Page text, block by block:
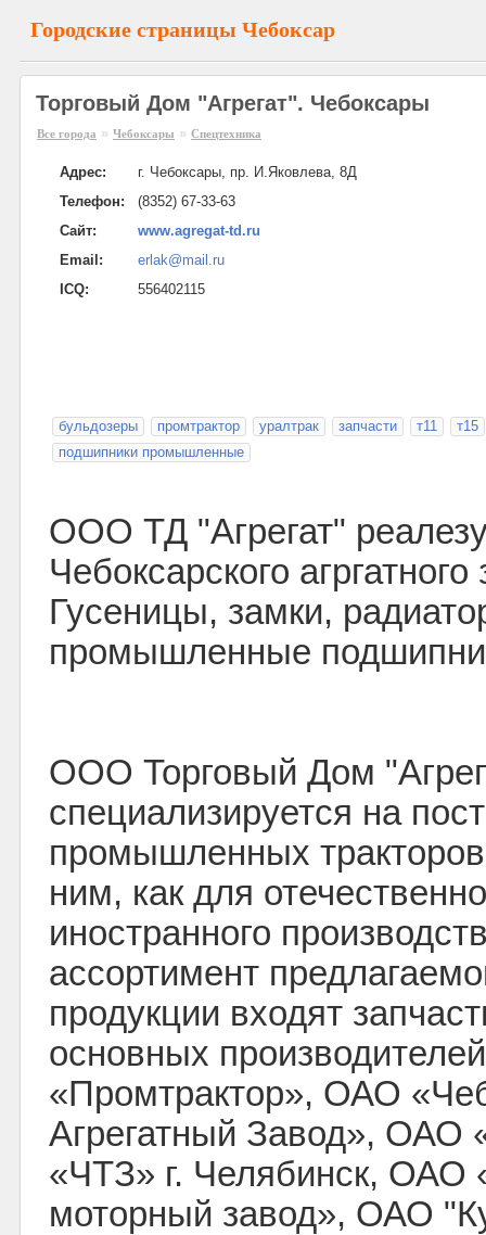
Городские страницы Чебоксар
Торговый Дом "Агрегат". Чебоксары
Все города » Чебоксары » Спецтехника
Адрес:
г. Чебоксары, пр. И.Яковлева, 8Д
Телефон:
(8352) 67-33-63
Сайт:
www.agregat-td.ru
Email:
erlak@mail.ru
ICQ:
556402115
бульдозеры промтрактор уралтрак запчасти т11
т15
подшипники промышленные
ООО ТД "Агрегат"
Чебоксарского агргатного
Гусеницы, замки,
промышленные
ООО Торговый Дом
специализируется на
промышленных тракторов
ним, как для
иностранного
ассортимент
продукции входят
основных
«Промтрактор», ОАО
Агрегатный Завод», ОАО
«ЧТЗ» г. Челябинск, ОАО
моторный завод», ОАО